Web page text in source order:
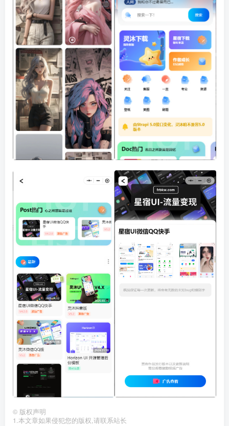
© 版权声明
1.本文章如果侵犯您的版权,请联系站长